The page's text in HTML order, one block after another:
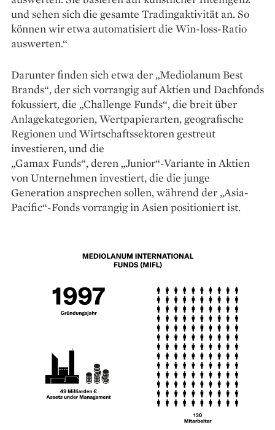
und sehen sich die gesamte Tradingaktivität an. So
können wir etwa automatisiert die Win-loss-Ratio
auswerten.“
Darunter finden sich etwa der „Mediolanum Best
Brands“, der sich vorrangig auf Aktien und Dachfonds
fokussiert, die „Challenge Funds“, die breit über
Anlagekategorien, Wertpapierarten, geografische
Regionen und Wirtschaftssektoren gestreut
investieren, und die
„Gamax Funds“, deren „Junior“-Variante in Aktien
von Unternehmen investiert, die die junge
Generation ansprechen sollen, während der „Asia-
Pacific“-Fonds vorrangig in Asien positioniert ist.